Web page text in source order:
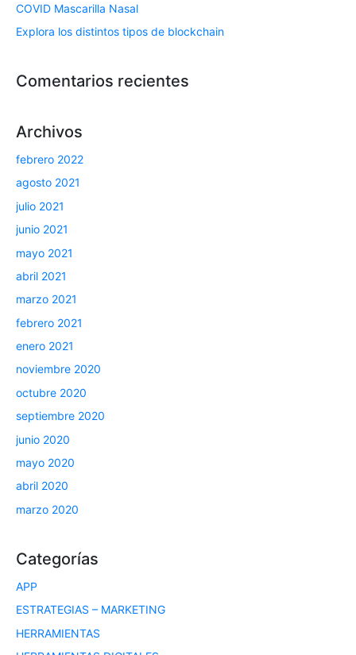
COVID Mascarilla Nasal
Explora los distintos tipos de blockchain
Comentarios recientes
Archivos
febrero 2022
agosto 2021
julio 2021
junio 2021
mayo 2021
abril 2021
marzo 2021
febrero 2021
enero 2021
noviembre 2020
octubre 2020
septiembre 2020
junio 2020
mayo 2020
abril 2020
marzo 2020
Categorías
APP
ESTRATEGIAS – MARKETING
HERRAMIENTAS